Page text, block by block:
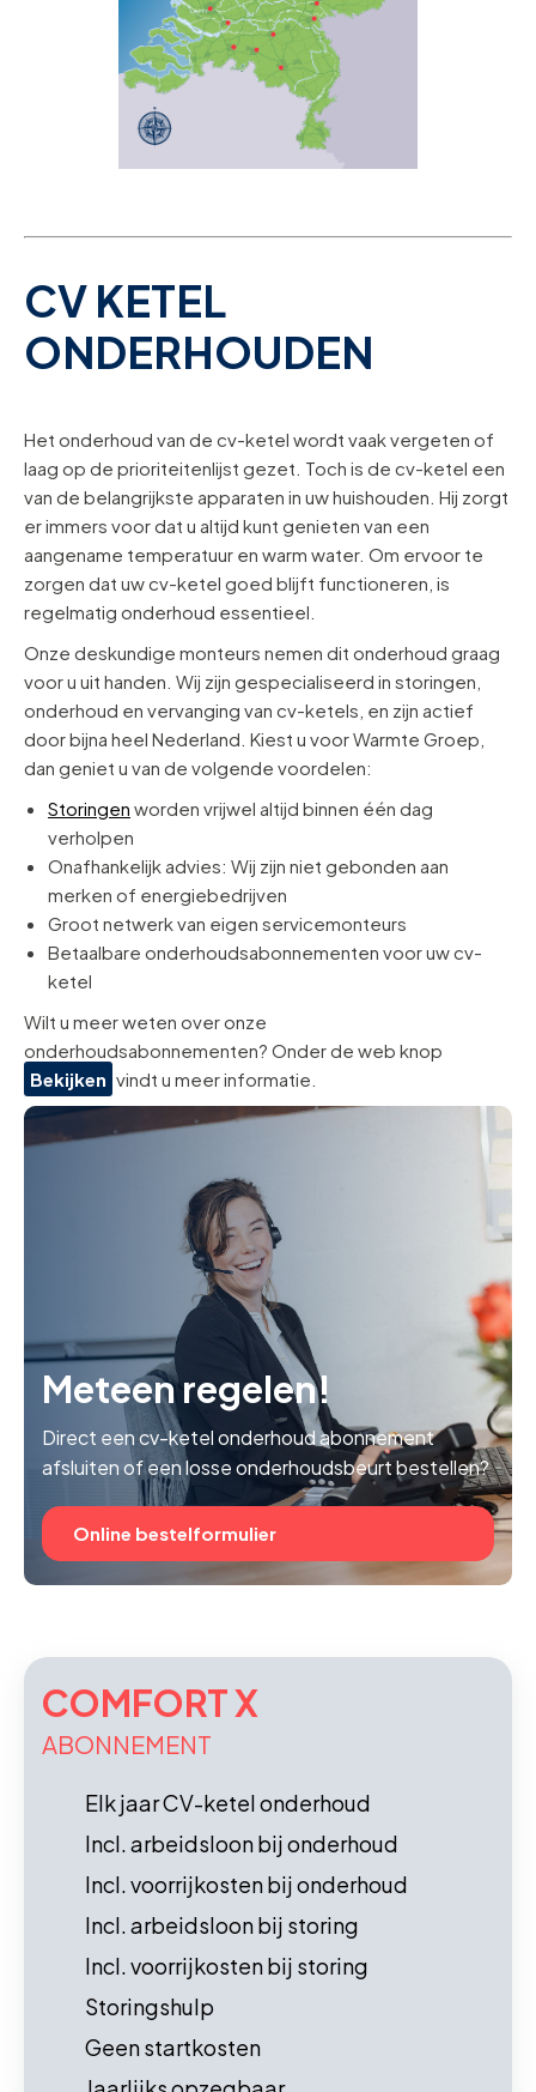
CV KETEL
ONDERHOUDEN
Het onderhoud van de cv-ketel wordt vaak vergeten of
laag op de prioriteitenlijst gezet. Toch is de cv-ketel een
van de belangrijkste apparaten in uw huishouden. Hij zorgt
er immers voor dat u altijd kunt genieten van een
aangename temperatuur en warm water. Om ervoor te
zorgen dat uw cv-ketel goed blijft functioneren, is
regelmatig onderhoud essentieel.
Onze deskundige monteurs nemen dit onderhoud graag
voor u uit handen. Wij zijn gespecialiseerd in storingen,
onderhoud en vervanging van cv-ketels, en zijn actief
door bijna heel Nederland. Kiest u voor Warmte Groep,
dan geniet u van de volgende voordelen:
Storingen worden vrijwel altijd binnen één dag
verholpen
Onafhankelijk advies: Wij zijn niet gebonden aan
merken of energiebedrijven
Groot netwerk van eigen servicemonteurs
Betaalbare onderhoudsabonnementen voor uw cv-
ketel
Wilt u meer weten over onze
onderhoudsabonnementen? Onder de web knop
Bekijken vindt u meer informatie.
Meteen regelen!
Direct een cv-ketel onderhoud abonnement
afsluiten of een losse onderhoudsbeurt bestellen?
Online bestelformulier
COMFORT X
ABONNEMENT
Elk jaar CV-ketel onderhoud
Incl. arbeidsloon bij onderhoud
Incl. voorrijkosten bij onderhoud
Incl. arbeidsloon bij storing
Incl. voorrijkosten bij storing
Storingshulp
Geen startkosten